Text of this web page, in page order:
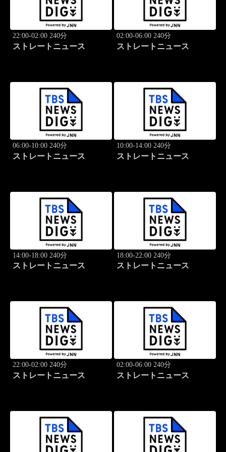
22:00-02:00 240分
ストレートニュース
02:00-06:00 240分
ストレートニュース
06:00-10:00 240分
ストレートニュース
10:00-14:00 240分
ストレートニュース
14:00-18:00 240分
ストレートニュース
18:00-22:00 240分
ストレートニュース
22:00-02:00 240分
ストレートニュース
02:00-06:00 240分
ストレートニュース